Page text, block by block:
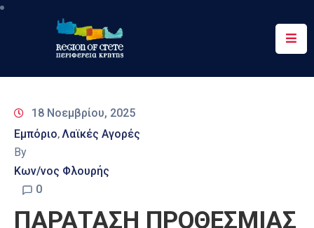
Περιφέρεια
&
Δράσεις
Ψηφιακές
18 Νοεμβρίου, 2025
Εμπόριο‚Λαϊκές Αγορές
By
Κων/νος Φλουρής
0
ΠΑΡΑΤΑΣΗ ΠΡΟΘΕΣΜΙΑΣ